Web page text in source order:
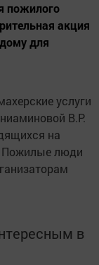
пожилого
акция
для
услуги
В.Р.
на
Пожилые люди
в